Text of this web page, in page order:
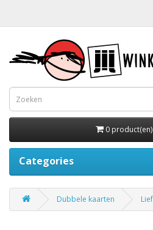
0
Categories
Dubbele kaarten